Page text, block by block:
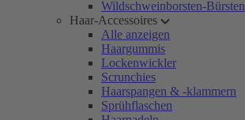
Wildschweinborsten-Bürsten
Haar-Accessoires
Alle anzeigen
Haargummis
Lockenwickler
Scrunchies
Haarspangen & -klammern
Sprühflaschen